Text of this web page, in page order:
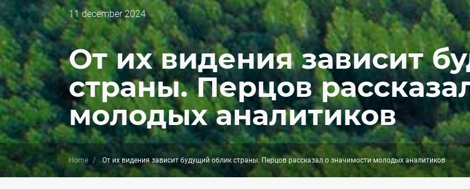
Дата
публикации
11 december 2024
От их видения зависит
страны. Перцов
молодых аналитиков
Home От их видения зависит будущий облик страны. Перцов рассказал о значимости молодых аналитиков